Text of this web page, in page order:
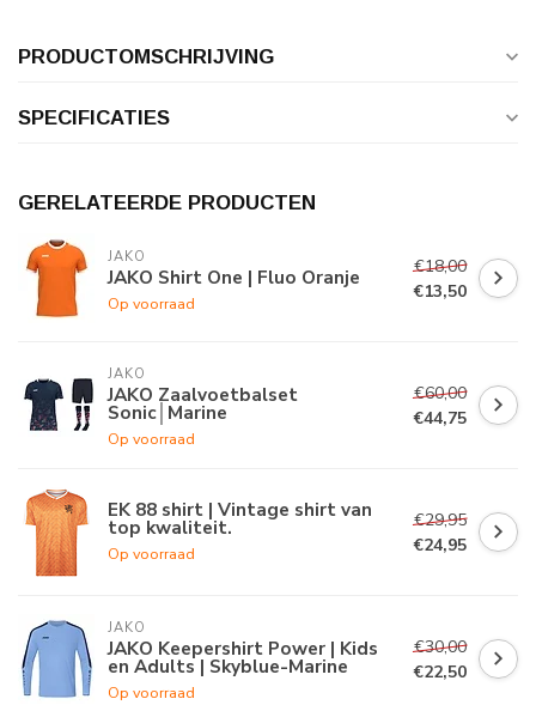
PRODUCTOMSCHRIJVING
SPECIFICATIES
GERELATEERDE PRODUCTEN
JAKO
JAKO Shirt One | Fluo Oranje
Op voorraad
€18,00
€13,50
JAKO
JAKO Zaalvoetbalset
Sonic│Marine
Op voorraad
€60,00
€44,75
EK 88 shirt | Vintage shirt van
top kwaliteit.
Op voorraad
€29,95
€24,95
JAKO
JAKO Keepershirt Power | Kids
en Adults | Skyblue-Marine
Op voorraad
€30,00
€22,50